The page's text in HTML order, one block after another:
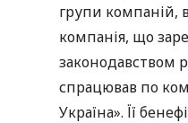
групи компаній,
компанія, що
законодавством
спрацював по
Україна». Її